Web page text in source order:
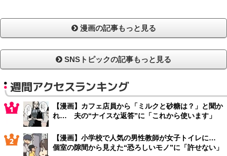
漫画の記事もっと見る
SNSトピックの記事もっと見る
週間アクセスランキング
【漫画】カフェ店員から「ミルクと砂糖は？」と聞か
れ… 夫の“ナイスな返答”に「これから使います」
【漫画】小学校で人気の男性教師が女子トイレに…
個室の隙間から見えた“恐ろしいモノ”に「許せない」